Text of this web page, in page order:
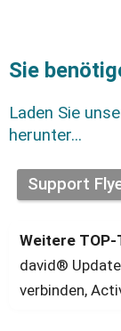
Sie
Laden Sie
herunter...
Support
Weitere TOP-
david®
verbinden,